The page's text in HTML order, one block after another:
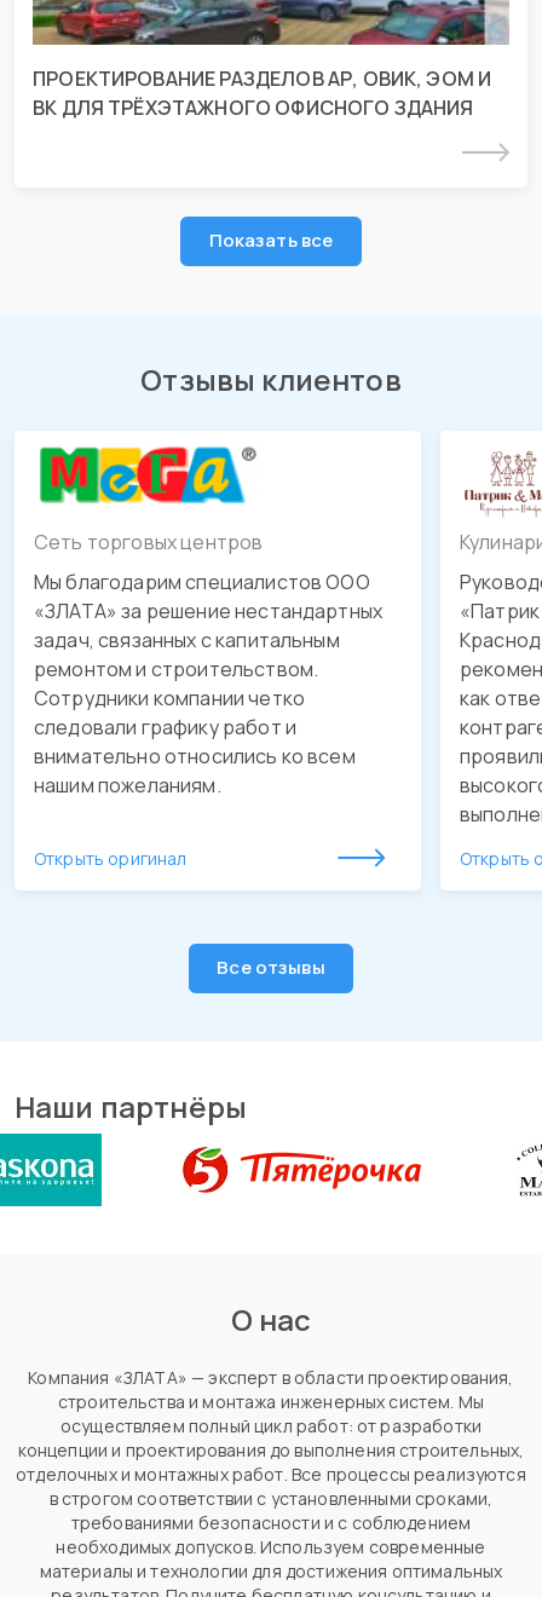
ПРОЕКТИРОВАНИЕ РАЗДЕЛОВ АР, ОВИК, ЭОМ И
ВК ДЛЯ ТРЁХЭТАЖНОГО ОФИСНОГО ЗДАНИЯ
Подробнее
Показать все
Отзывы клиентов
Сеть торговых центров
Мы благодарим специалистов ООО
«ЗЛАТА» за решение нестандартных
задач, связанных с капитальным
ремонтом и строительством.
Сотрудники компании четко
следовали графику работ и
внимательно относились ко всем
нашим пожеланиям.
Открыть оригинал
как
Открыть
Все отзывы
Наши партнёры
О нас
Компания «ЗЛАТА» — эксперт в области проектирования,
строительства и монтажа инженерных систем. Мы
осуществляем полный цикл работ: от разработки
концепции и проектирования до выполнения строительных,
отделочных и монтажных работ. Все процессы реализуются
в строгом соответствии с установленными сроками,
требованиями безопасности и с соблюдением
необходимых допусков. Используем современные
материалы и технологии для достижения оптимальных